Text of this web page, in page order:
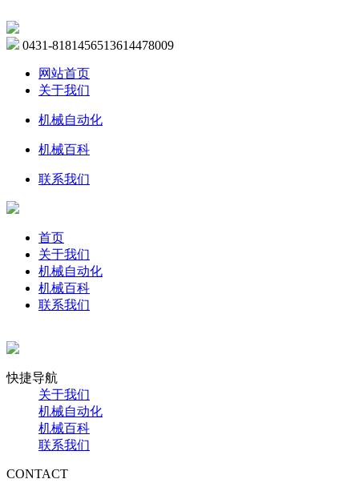
0431-8181456513614478009
网站首页
关于我们
机械自动化
机械百科
联系我们
首页
关于我们
机械自动化
机械百科
联系我们
快捷导航
关于我们
机械自动化
机械百科
联系我们
CONTACT